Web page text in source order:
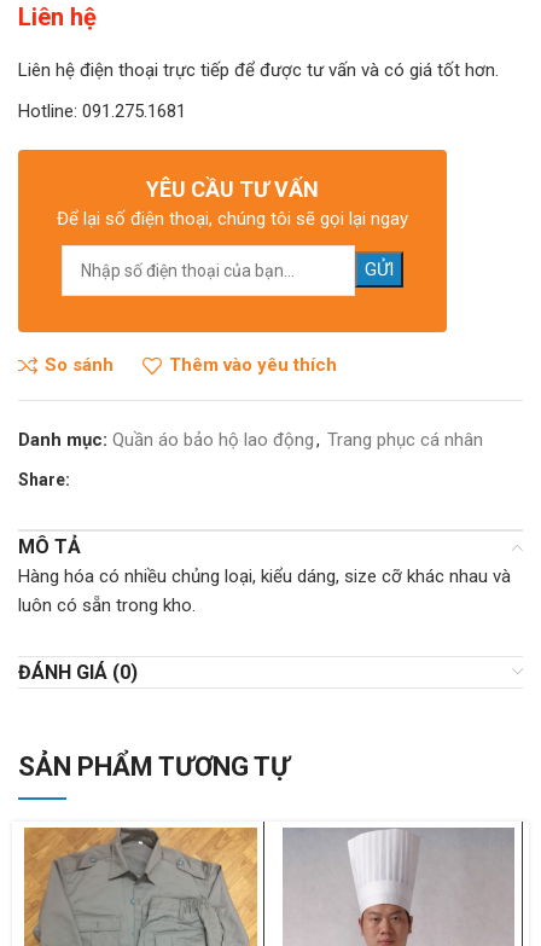
Liên hệ
Liên hệ điện thoại trực tiếp để được tư vấn và có giá tốt hơn.
Hotline: 091.275.1681
YÊU CẦU TƯ VẤN
Để lại số điện thoại, chúng tôi sẽ gọi lại ngay
So sánh Thêm vào yêu thích
Danh mục: Quần áo bảo hộ lao động, Trang phục cá nhân
Share:
MÔ TẢ
Hàng hóa có nhiều chủng loại, kiểu dáng, size cỡ khác nhau và
luôn có sẵn trong kho.
ĐÁNH GIÁ (0)
SẢN PHẨM TƯƠNG TỰ